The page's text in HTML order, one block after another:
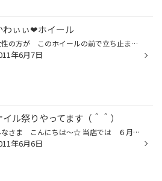
わぃぃ❤ホイール
女性の方が このホイールの前で立ち止まってくれます☆ 『かわぃぃ❤』 『マカロンみたい❤』 そう言ってくれます（≧∀≦） たくさんの方に見ていただけると嬉しいです（＾ω＾）♪
年6月7日
イル祭りやってます（＾＾）
みなさま こんにちは～☆ 当店では ６月末まで 【オイル祭り】 を開催しておりまぁす！！ エンジンオイルの交換の目安を３,０００Ｋｍ～５,０００Ｋｍ走行毎、 もしくは３ヶ月～６ヶ月でお勧めしています（＾＾） 当店での交換は初めて・・・と言う方や 車のことは全然わからないし、不安・・・...
年6月6日